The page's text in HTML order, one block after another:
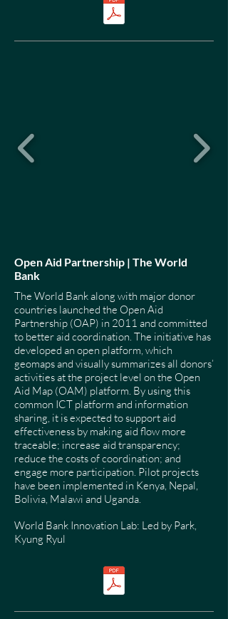
Open Aid Partnership | The World
Bank
The World Bank along with major donor
countries launched the Open Aid
Partnership (OAP) in 2011 and committed
to better aid coordination. The initiative has
developed an open platform, which
geomaps and visually summarizes all donors’
activities at the project level on the Open
Aid Map (OAM) platform. By using this
common ICT platform and information
sharing, it is expected to support aid
effectiveness by making aid flow more
traceable; increase aid transparency;
reduce the costs of coordination; and
engage more participation. Pilot projects
have been implemented in Kenya, Nepal,
Bolivia, Malawi and Uganda.
​World Bank Innovation Lab: Led by Park,
Kyung Ryul